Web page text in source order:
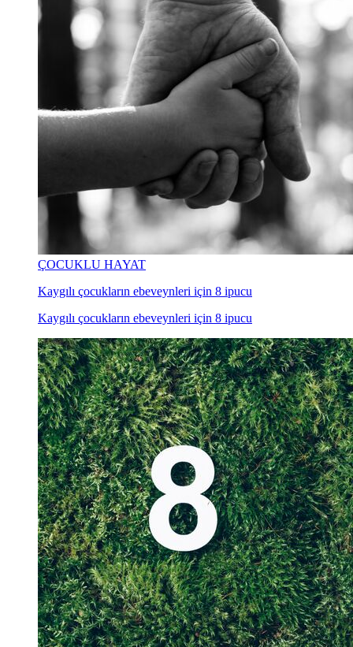
ÇOCUKLU HAYAT
Kaygılı çocukların ebeveynleri için 8 ipucu
Kaygılı çocukların ebeveynleri için 8 ipucu